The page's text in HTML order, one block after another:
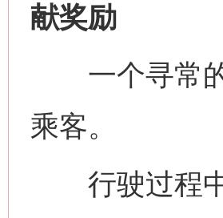
献奖励
一个寻常的
乘客。
行驶过程中